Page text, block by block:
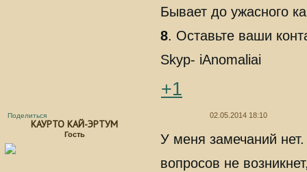
Бывает до ужасного
8. Оставьте ваши
Skyp- iAnomaliai
+1
Поделиться 02.05.2014 18:10
КАУРТО КАЙ-ЭРТУМ
Гость
У меня замечаний
вопросов не